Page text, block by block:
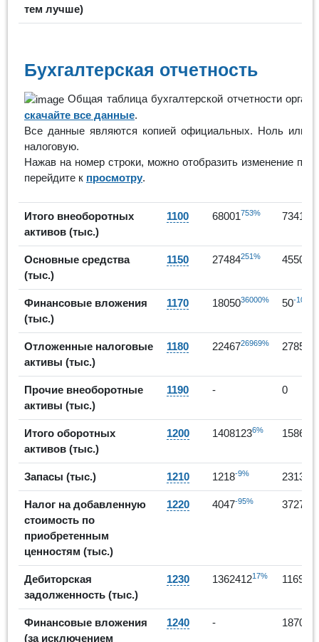
тем лучше)
Бухгалтерская отчетность
Общая таблица бухгалтерской отчетности
скачайте все данные.
Все данные являются копией официальных. Ноль или
налоговую.
Нажав на номер строки, можно отобразить изменение
перейдите к просмотру.
Итого внеоборотных
активов (тыс.)
1100 68001753% 73412
Основные средства
(тыс.)
1150 27484251% 45507
Финансовые вложения
(тыс.)
1170 1805036000% 50-100%
Отложенные налоговые
активы (тыс.)
1180 2246726969% 27855
Прочие внеоборотные
активы (тыс.)
1190 - 0
Итого оборотных
активов (тыс.)
1200 14081236%
Запасы (тыс.) 1210 1218-9% 231360
Налог на добавленную
стоимость по
приобретенным
ценностям (тыс.)
1220 4047-95% 3727
Дебиторская
задолженность (тыс.)
1230 136241217%
Финансовые вложения
(за исключением
1240 - 18700